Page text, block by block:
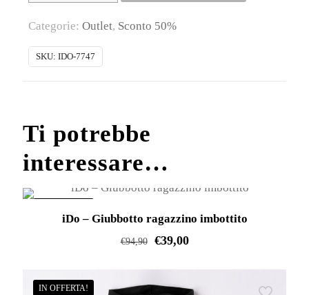
ragazzino
in
Categorie: Outlet, Sconto 50%
SKU: IDO-7747
Ti potrebbe
interessare…
iDo – Giubbotto ragazzino imbottito
€94,90 €39,00
prodotto
IN OFFERTA!